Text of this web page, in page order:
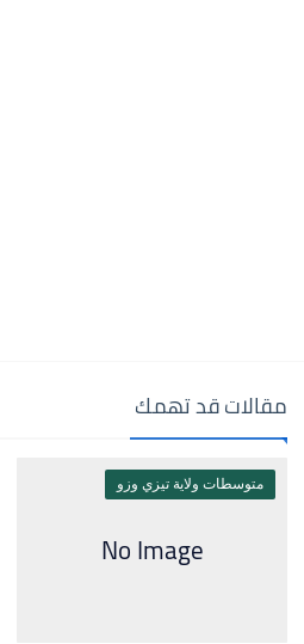
مقالات قد تهمك
متوسطات ولاية تيزي وزو